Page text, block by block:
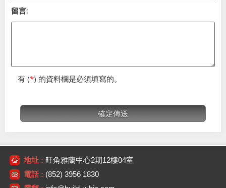
留言:
有 (*) 的資料欄是必須填寫的。
地址 : 旺角雅蘭中心2期12樓04室
電話 : (852) 3956 1830